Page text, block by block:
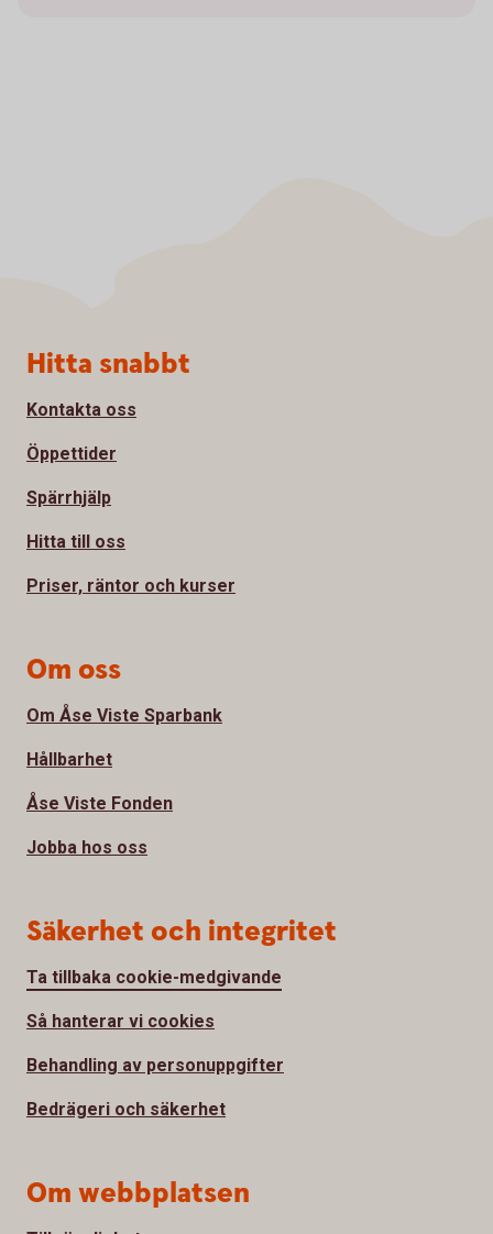
Sidfot
Hitta snabbt
Kontakta oss
Öppettider
Spärrhjälp
Hitta till oss
Priser, räntor och kurser
Om oss
Om Åse Viste Sparbank
Hållbarhet
Åse Viste Fonden
Jobba hos oss
Säkerhet och integritet
Ta tillbaka cookie-medgivande
Så hanterar vi cookies
Behandling av personuppgifter
Bedrägeri och säkerhet
Om webbplatsen